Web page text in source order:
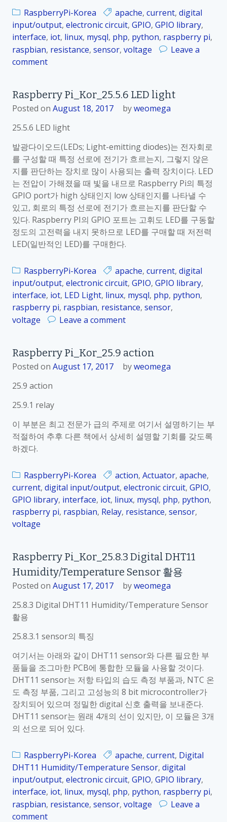
l
u
t
o
n
입
력
RaspberryPi-Korea apache, current, digital
input/output, electronic circuit, GPIO, GPIO library,
interface, iot, linux, mysql, php, python, raspberry pi,
raspbian, resistance, sensor, voltage
Leave a
comment
a
s
p
e
r
r
y
P
i
_
K
o
_
2
5
.
7
D
i
i
t
l
출
L
E
D
O
f
f
Raspberry Pi_Kor_25.5.6 LED light
Posted on August 18, 2017 byweomega
25.5.6 LED light
발광다이오드(LEDs; Light-emitting diodes)는 전자회로
를 구성할 때 특정 선로에 전기가 흐르는지, 그렇지 않은
지를 판단하는 장치로 많이 사용되는 출력 장치이다. LED
는 전압이 가해졌을 때 빛을 내므로 Raspberry Pi의 특정
GPIO port가 high 상태인지 low 상태인지를 나타낼 수
있고, 회로의 특정 선로에 전기가 흐르는지를 판단할 수
있다. Raspberry PI의 GPIO 포트는 고휘도 LED를 구동할
정도의 고전력을 내지 못하므로 LED를 구매할 때 저전력
LED(일반적인 LED)를 구매한다.
RaspberryPi-Korea apache, current, digital
input/output, electronic circuit, GPIO, GPIO library,
interface, iot, LED Light, linux, mysql, php, python,
raspberry pi, raspbian, resistance, sensor,
voltage
Leave a comment
a
s
r
y
_
K
o
r
.
5
.
L
i
g
h
Raspberry Pi_Kor_25.9 action
Posted on August 17, 2017 byweomega
25.9 action
25.9.1 relay
이 부분은 최고 전문가 급의 주제로 여기서 설명하기는 부
적절하여 추후 다른 책에서 상세히 설명할 기회를 갖도록
하겠다.
RaspberryPi-Korea action, Actuator, apache,
current, digital input/output, electronic circuit, GPIO,
GPIO library, interface, iot, linux, mysql, php, python,
raspberry pi, raspbian, Relay, resistance, sensor,
voltage
Raspberry Pi_Kor_25.8.3 Digital DHT11
Humidity/Temperature Sensor 활용
Posted on August 17, 2017 byweomega
25.8.3 Digital DHT11 Humidity/Temperature Sensor
활용
25.8.3.1 sensor의 특징
여기서는 아래와 같이 DHT11 sensor와 다른 필요한 부
품들을 조그마한 PCB에 통합한 모듈을 사용할 것이다.
DHT11 sensor는 저항 타입의 습도 측정 부품과, NTC 온
도 측정 부품, 그리고 고성능의 8 bit microcontroller가
장치되어 있으며 정밀한 digital 신호 출력을 보내준다.
DHT11 sensor는 원래 4개의 선이 있지만, 이 모듈은 3개
의 선으로 되어 있다.
RaspberryPi-Korea apache, current, Digital
DHT11 Humidity/Temperature Sensor, digital
input/output, electronic circuit, GPIO, GPIO library,
interface, iot, linux, mysql, php, python, raspberry pi,
raspbian, resistance, sensor, voltage
Leave a
comment